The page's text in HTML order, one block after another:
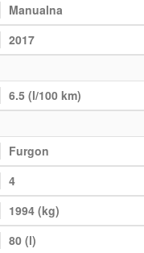
Manualna
2017
6.5 (l/100 km)
Furgon
4
1994 (kg)
80 (l)